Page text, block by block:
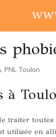
, PNL Toulon
à
traiter toutes
utilisée en